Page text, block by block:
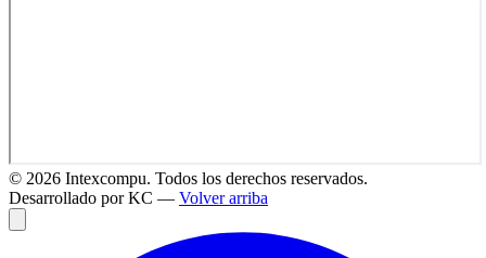
© 2026 Intexcompu. Todos los derechos reservados.
Desarrollado por KC — Volver arriba